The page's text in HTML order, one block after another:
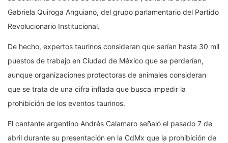
Gabriela Quiroga Anguiano, del grupo parlamentario del Partido
Revolucionario Institucional.
De hecho, expertos taurinos consideran que serían hasta 30 mil
puestos de trabajo en Ciudad de México que se perderían,
aunque organizaciones protectoras de animales consideran
que se trata de una cifra inflada que busca impedir la
prohibición de los eventos taurinos.
El cantante argentino Andrés Calamaro señaló el pasado 7 de
abril durante su presentación en la CdMx que la prohibición de